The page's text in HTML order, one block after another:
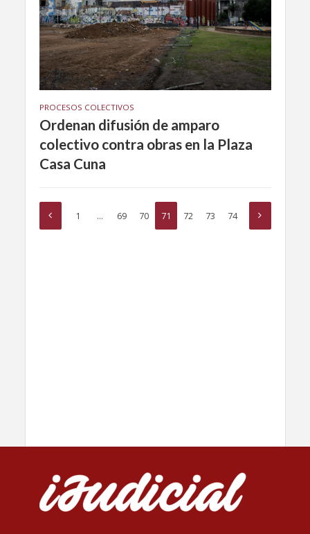
PROCESOS COLECTIVOS
Ordenan difusión de amparo
colectivo contra obras en la Plaza
Casa Cuna
1 … 69 70 71 72 73 74